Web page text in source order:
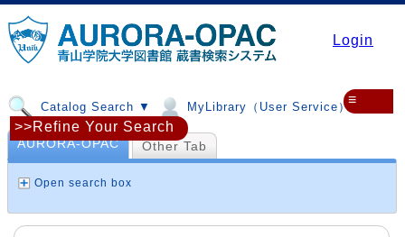
Login
Catalog Search ▼ MyLibrary（User Service）▼
≡
AURORA-OPAC Other Tab
Open search box
>>Refine Your Search